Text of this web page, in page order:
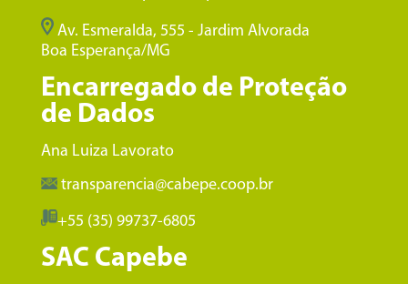
Av. Esmeralda, 555 - Jardim Alvorada
Boa Esperança/MG
Encarregado de Proteção
de Dados
Ana Luiza Lavorato
transparencia@cabepe.coop.br
+55 (35) 99737-6805
SAC Capebe